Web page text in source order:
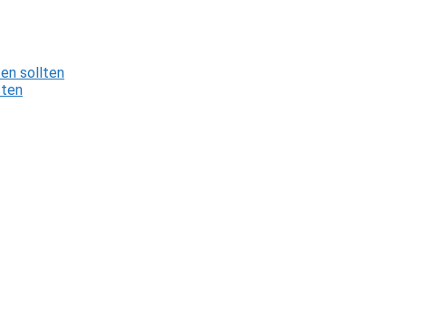
sollten